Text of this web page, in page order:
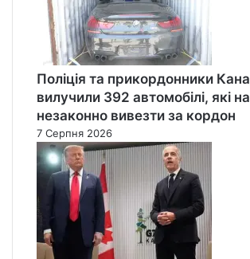
Поліція та прикордонники
вилучили 392 автомобілі, які
незаконно вивезти за кордон
7 Серпня 2026